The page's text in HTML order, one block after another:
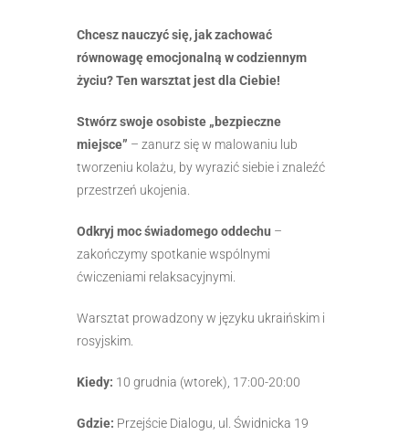
Chcesz nauczyć się, jak zachować
równowagę emocjonalną w codziennym
życiu? Ten warsztat jest dla Ciebie!
Stwórz swoje osobiste „bezpieczne
miejsce” – zanurz się w malowaniu lub
tworzeniu kolażu, by wyrazić siebie i znaleźć
przestrzeń ukojenia.
Odkryj moc świadomego oddechu –
zakończymy spotkanie wspólnymi
ćwiczeniami relaksacyjnymi.
Warsztat prowadzony w języku ukraińskim i
rosyjskim.
Kiedy: 10 grudnia (wtorek), 17:00-20:00
Gdzie: Przejście Dialogu, ul. Świdnicka 19